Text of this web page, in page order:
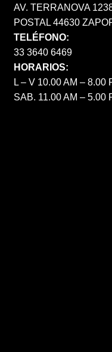
AV. TERRANOVA
POSTAL 44630
TELÉFONO:
33 3640 6469
HORARIOS:
L – V 10.00 AM – 8.00
SAB. 11.00 AM – 5.00